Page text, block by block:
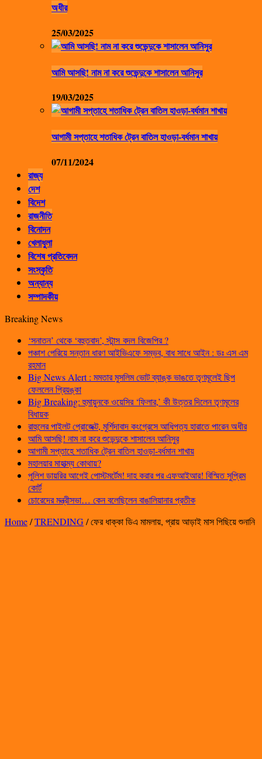
অধীর
25/03/2025
আমি আসছি! নাম না করে শুভেন্দুকে শাসালেন আনিসুর
19/03/2025
আগামী সপ্তাহে শতাধিক ট্রেন বাতিল হাওড়া-বর্ধমান শাখায়
07/11/2024
রাজ্য
দেশ
বিদেশ
রাজনীতি
বিনোদন
খেলাধুলা
বিশেষ প্রতিবেদন
সংস্কৃতি
অন্যান্য
সম্পাদকীয়
Breaking News
‘সনাতন’ থেকে ‘বহুতবাদ’, স্টান্স বদল বিজেপির ?
পঞ্চাশ পেরিয়ে সন্তান ধারণ আইভিএফে সম্ভব, বাধ সাধে আইন : ডঃ এস এম
রহমান
Big News Alert : মমতার মুসলিম ভোট ব্যাঙ্ক ভাঙতে তৃণমূলেই ছিপ
ফেললেন প্রিয়ঙ্কা
Big Breaking: হুমায়ুনকে ওয়েসির ‘ফিলার,’ কী উত্তর দিলেন তৃণমূলের
বিধায়ক
রাহুলের পাইলট প্রোজেক্ট, মুর্শিদাবাদ কংগ্রেসে আধিপত্য হারাতে পারেন অধীর
আমি আসছি! নাম না করে শুভেন্দুকে শাসালেন আনিসুর
আগামী সপ্তাহে শতাধিক ট্রেন বাতিল হাওড়া-বর্ধমান শাখায়
মহালয়ার মাহাত্ম্য কোথায়?
পুলিশ ডায়রির আগেই পোস্টমর্টেম! দাহ করার পর এফআইআর! বিস্মিত সুপ্রিম
কোর্ট
চোরেদের মন্ত্রীসভা… কেন বলেছিলেন বাঙালিয়ানার প্রতীক
Home/TRENDING/ফের ধাক্কা ডিএ মামলায়, প্রায় আড়াই মাস পিছিয়ে শুনানি